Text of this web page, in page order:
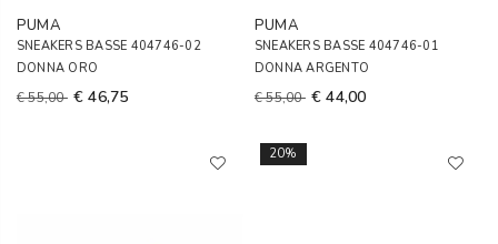
PUMA
SNEAKERS BASSE 404746-02
DONNA ORO
€ 55,00 € 46,75
PUMA
SNEAKERS BASSE 404746-01
DONNA ARGENTO
€ 55,00 € 44,00
20%